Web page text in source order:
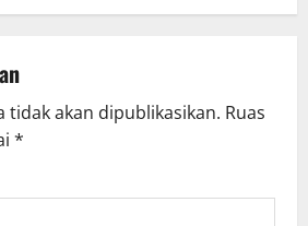
tidak akan dipublikasikan. Ruas
*